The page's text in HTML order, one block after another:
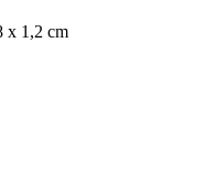
x 1,2 cm